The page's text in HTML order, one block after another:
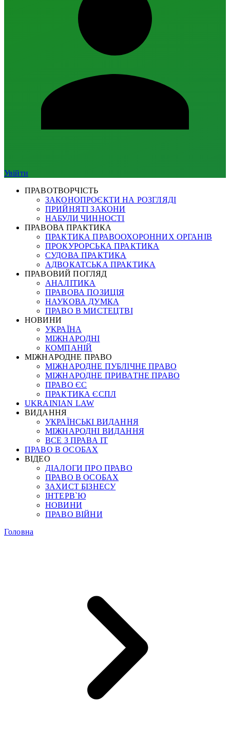
Увійти
ПРАВОТВОРЧІСТЬ
ЗАКОНОПРОЄКТИ НА РОЗГЛЯДІ
ПРИЙНЯТІ ЗАКОНИ
НАБУЛИ ЧИННОСТІ
ПРАВОВА ПРАКТИКА
ПРАКТИКА ПРАВООХОРОННИХ ОРГАНІВ
ПРОКУРОРСЬКА ПРАКТИКА
СУДОВА ПРАКТИКА
АДВОКАТСЬКА ПРАКТИКА
ПРАВОВИЙ ПОГЛЯД
АНАЛІТИКА
ПРАВОВА ПОЗИЦІЯ
НАУКОВА ДУМКА
ПРАВО В МИСТЕЦТВІ
НОВИНИ
УКРАЇНА
МІЖНАРОДНІ
КОМПАНІЙ
МІЖНАРОДНЕ ПРАВО
МІЖНАРОДНЕ ПУБЛІЧНЕ ПРАВО
МІЖНАРОДНЕ ПРИВАТНЕ ПРАВО
ПРАВО ЄС
ПРАКТИКА ЄСПЛ
UKRAINIAN LAW
ВИДАННЯ
УКРАЇНСЬКІ ВИДАННЯ
МІЖНАРОДНІ ВИДАННЯ
ВСЕ З ПРАВА ІТ
ПРАВО В ОСОБАХ
ВІДЕО
ДІАЛОГИ ПРО ПРАВО
ПРАВО В ОСОБАХ
ЗАХИСТ БІЗНЕСУ
ІНТЕРВ`Ю
НОВИНИ
ПРАВО ВІЙНИ
Головна